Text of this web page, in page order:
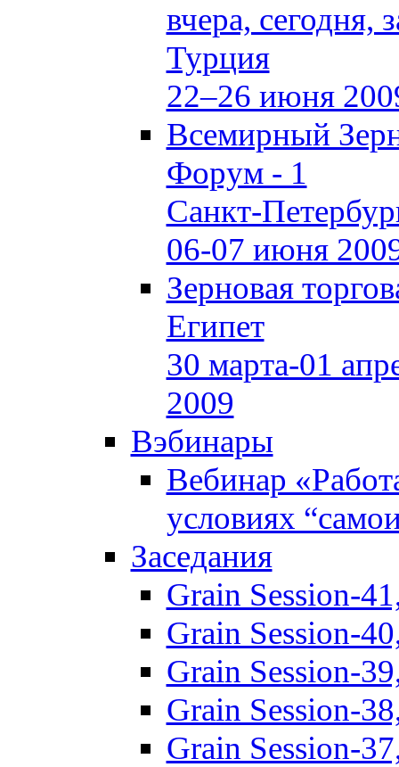
вчера, сегодня,
Турция
22–26 июня
Всемирный
Форум - 1
Санкт-
06-07 июня
Зерновая
Египет
30 марта-01
2009
Вэбинары
Вебинар
условиях
Заседания
Grain Session-
Grain Session-
Grain Session-
Grain Session-
Grain Session-